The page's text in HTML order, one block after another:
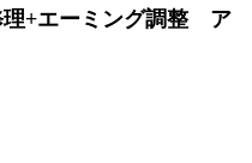
理+エーミング調整 ア